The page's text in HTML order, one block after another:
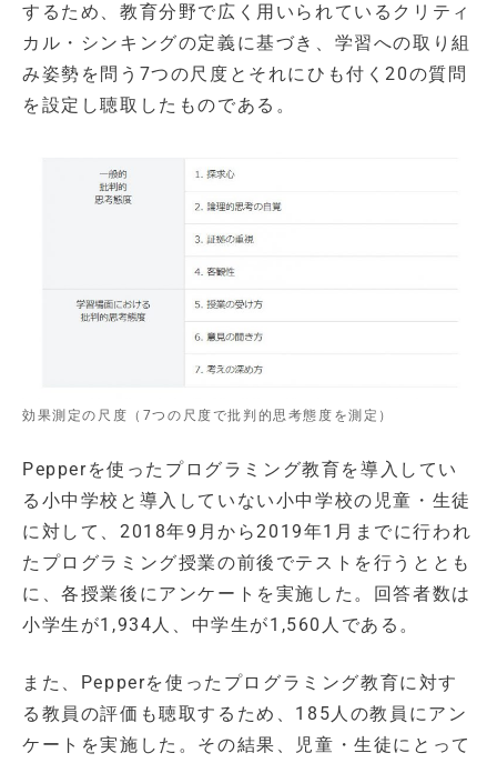
するため、教育分野で広く用いられているクリティ
カル・シンキングの定義に基づき、学習への取り組
み姿勢を問う7つの尺度とそれにひも付く20の質問
を設定し聴取したものである。
効果測定の尺度（7つの尺度で批判的思考態度を測定）
Pepperを使ったプログラミング教育を導入してい
る小中学校と導入していない小中学校の児童・生徒
に対して、2018年9月から2019年1月までに行われ
たプログラミング授業の前後でテストを行うととも
に、各授業後にアンケートを実施した。回答者数は
小学生が1,934人、中学生が1,560人である。
また、Pepperを使ったプログラミング教育に対す
る教員の評価も聴取するため、185人の教員にアン
ケートを実施した。その結果、児童・生徒にとって